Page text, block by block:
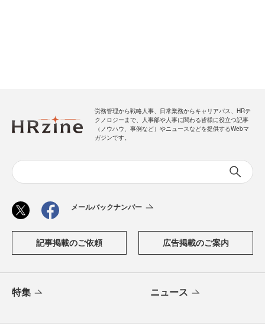
労務管理から戦略人事、日常業務からキャリアパス、HRテ
クノロジーまで、人事部や人事に関わる皆様に役立つ記事
（ノウハウ、事例など）やニュースなどを提供するWebマ
ガジンです。
メールバックナンバー
記事掲載のご依頼 広告掲載のご案内
特集 ニュース